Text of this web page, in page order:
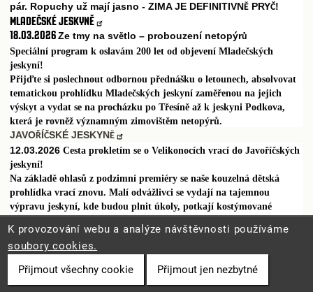
pár. Ropuchy už mají jasno - ZIMA JE DEFINITIVNĚ PRYČ!
MLADEČSKÉ JESKYNĚ
18.03.2026Ze tmy na světlo – probouzení netopýrů
Speciální program k oslavám 200 let od objevení Mladečských
jeskyní!
Přijďte si poslechnout odbornou přednášku o letounech, absolvovat
tematickou prohlídku Mladečských jeskyní zaměřenou na jejich
výskyt a vydat se na procházku po Třesíně až k jeskyni Podkova,
která je rovněž významným zimovištěm netopýrů.
JAVOŘÍČSKÉ JESKYNĚ
12.03.2026 Cesta prokletím se o Velikonocích vrací do Javoříčských
jeskyní!
Na základě ohlasů z podzimní premiéry se naše kouzelná dětská
prohlídka vrací znovu. Malí odvážlivci se vydají na tajemnou
výpravu jeskyní, kde budou plnit úkoly, potkají kostýmované
zámku.
čtvrtek 2. dubna 2026 10:00 nebo 13:00
SPELEOLOGIE
K provozování webu a analýze návštěvnosti používáme
soubory cookies.
Přijmout všechny cookie
Přijmout jen nezbytné